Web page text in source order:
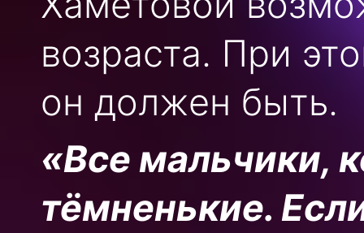
возраста. При
он должен быть.
«Все мальчики,
тёмненькие.